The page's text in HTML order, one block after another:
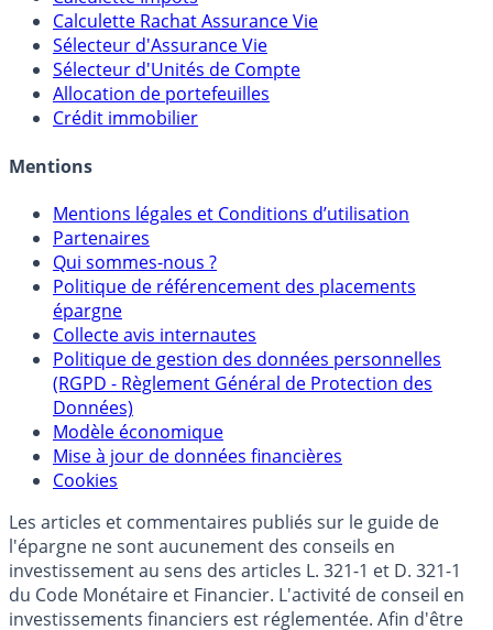
Calculateur d'intérêts
Calculette Impôts
Calculette Rachat Assurance Vie
Sélecteur d'Assurance Vie
Sélecteur d'Unités de Compte
Crédit immobilier
Mentions
Mentions légales et Conditions d’utilisation
Partenaires
Qui sommes-nous ?
Politique de référencement des placements
épargne
Collecte avis internautes
Politique de gestion des données personnelles
(RGPD - Règlement Général de Protection des
Données)
Modèle économique
Cookies
Les articles et commentaires publiés sur le guide de
l'épargne ne sont aucunement des conseils en
investissement au sens des articles L. 321-1 et D. 321-1